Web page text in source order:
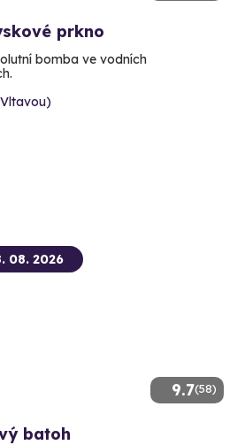
prkno
bomba ve vodních
9.7(58)
08. 2026
batoh